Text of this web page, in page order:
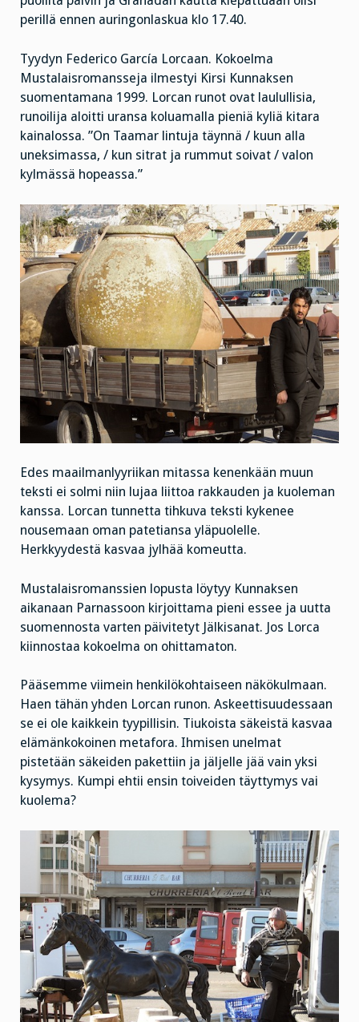
perillä ennen auringonlaskua klo 17.40.
Tyydyn Federico García Lorcaan. Kokoelma
Mustalaisromansseja ilmestyi Kirsi Kunnaksen
suomentamana 1999. Lorcan runot ovat laulullisia,
runoilija aloitti uransa koluamalla pieniä kyliä kitara
kainalossa. ”On Taamar lintuja täynnä / kuun alla
uneksimassa, / kun sitrat ja rummut soivat / valon
kylmässä hopeassa.”
Edes maailmanlyyriikan mitassa kenenkään muun
teksti ei solmi niin lujaa liittoa rakkauden ja kuoleman
kanssa. Lorcan tunnetta tihkuva teksti kykenee
nousemaan oman patetiansa yläpuolelle.
Herkkyydestä kasvaa jylhää komeutta.
Mustalaisromanssien lopusta löytyy Kunnaksen
aikanaan Parnassoon kirjoittama pieni essee ja uutta
suomennosta varten päivitetyt Jälkisanat. Jos Lorca
kiinnostaa kokoelma on ohittamaton.
Pääsemme viimein henkilökohtaiseen näkökulmaan.
Haen tähän yhden Lorcan runon. Askeettisuudessaan
se ei ole kaikkein tyypillisin. Tiukoista säkeistä kasvaa
elämänkokoinen metafora. Ihmisen unelmat
pistetään säkeiden pakettiin ja jäljelle jää vain yksi
kysymys. Kumpi ehtii ensin toiveiden täyttymys vai
kuolema?